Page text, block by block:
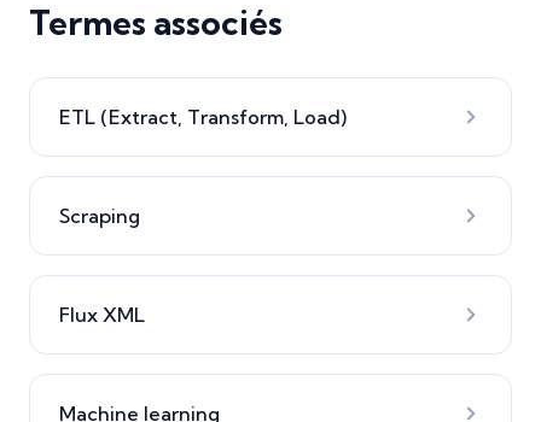
Termes associés
ETL (Extract, Transform, Load)
Scraping
Flux XML
Machine learning